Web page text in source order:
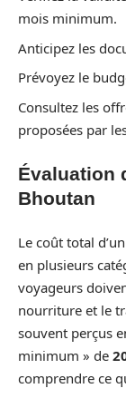
mois minimum.
Anticipez les
Prévoyez le
Consultez les
proposées par
Évaluation
Bhoutan
Le coût total
en plusieurs
voyageurs
nourriture et le
souvent perçus
minimum » de
comprendre ce